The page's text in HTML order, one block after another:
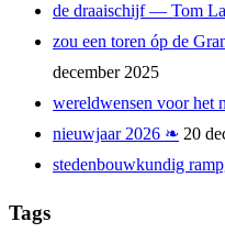
de draaischijf — Tom
zou een toren óp de
december 2025
wereldwensen voor het
nieuwjaar 2026 ❧ 20
stedenbouwkundig
Tags